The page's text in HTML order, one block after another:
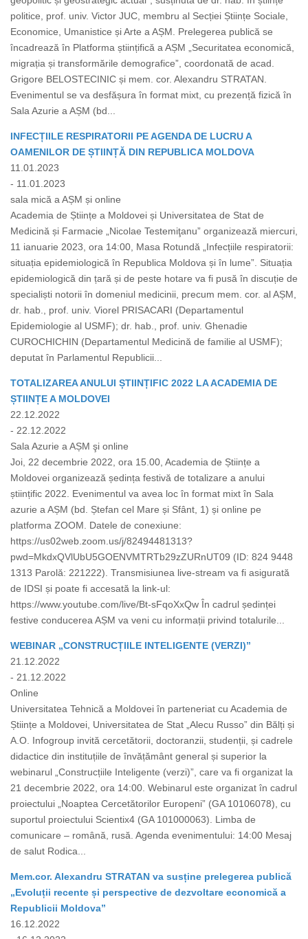
politice, prof. univ. Victor JUC, membru al Secției Științe Sociale,
Economice, Umanistice și Arte a AȘM. Prelegerea publică se
încadrează în Platforma științifică a AȘM „Securitatea economică,
migrația și transformările demografice”, coordonată de acad.
Grigore BELOSTECINIC și mem. cor. Alexandru STRATAN.
Evenimentul se va desfășura în format mixt, cu prezență fizică în
Sala Azurie a AȘM (bd...
INFECȚIILE RESPIRATORII PE AGENDA DE LUCRU A
OAMENILOR DE ȘTIINȚĂ DIN REPUBLICA MOLDOVA
11.01.2023
- 11.01.2023
sala mică a AȘM și online
Academia de Științe a Moldovei și Universitatea de Stat de
Medicină și Farmacie „Nicolae Testemiţanu” organizează miercuri,
11 ianuarie 2023, ora 14:00, Masa Rotundă „Infecțiile respiratorii:
situația epidemiologică în Republica Moldova și în lume”. Situația
epidemiologică din țară și de peste hotare va fi pusă în discuție de
specialiști notorii în domeniul medicinii, precum mem. cor. al AȘM,
dr. hab., prof. univ. Viorel PRISACARI (Departamentul
Epidemiologie al USMF); dr. hab., prof. univ. Ghenadie
CUROCHICHIN (Departamentul Medicină de familie al USMF);
deputat în Parlamentul Republicii...
TOTALIZAREA ANULUI ȘTIINȚIFIC 2022 LA ACADEMIA DE
ȘTIINȚE A MOLDOVEI
22.12.2022
- 22.12.2022
Sala Azurie a AȘM şi online
Joi, 22 decembrie 2022, ora 15.00, Academia de Științe a
Moldovei organizează ședința festivă de totalizare a anului
științific 2022. Evenimentul va avea loc în format mixt în Sala
azurie a AȘM (bd. Ștefan cel Mare și Sfânt, 1) și online pe
platforma ZOOM. Datele de conexiune:
https://us02web.zoom.us/j/82494481313?
pwd=MkdxQVlUbU5GOENVMTRTb29zZURnUT09 (ID: 824 9448
1313 Parolă: 221222). Transmisiunea live-stream va fi asigurată
de IDSI și poate fi accesată la link-ul:
https://www.youtube.com/live/Bt-sFqoXxQw În cadrul ședinței
festive conducerea AȘM va veni cu informații privind totalurile...
WEBINAR „CONSTRUCȚIILE INTELIGENTE (VERZI)”
21.12.2022
- 21.12.2022
Online
Universitatea Tehnică a Moldovei în parteneriat cu Academia de
Științe a Moldovei, Universitatea de Stat „Alecu Russo” din Bălți și
A.O. Infogroup invită cercetătorii, doctoranzii, studenții, și cadrele
didactice din instituțiile de învățământ general și superior la
webinarul „Construcțiile Inteligente (verzi)”, care va fi organizat la
21 decembrie 2022, ora 14:00. Webinarul este organizat în cadrul
proiectului „Noaptea Cercetătorilor Europeni” (GA 10106078), cu
suportul proiectului Scientix4 (GA 101000063). Limba de
comunicare – română, rusă. Agenda evenimentului: 14:00 Mesaj
de salut Rodica...
Mem.cor. Alexandru STRATAN va susține prelegerea publică
„Evoluții recente și perspective de dezvoltare economică a
Republicii Moldova”
16.12.2022